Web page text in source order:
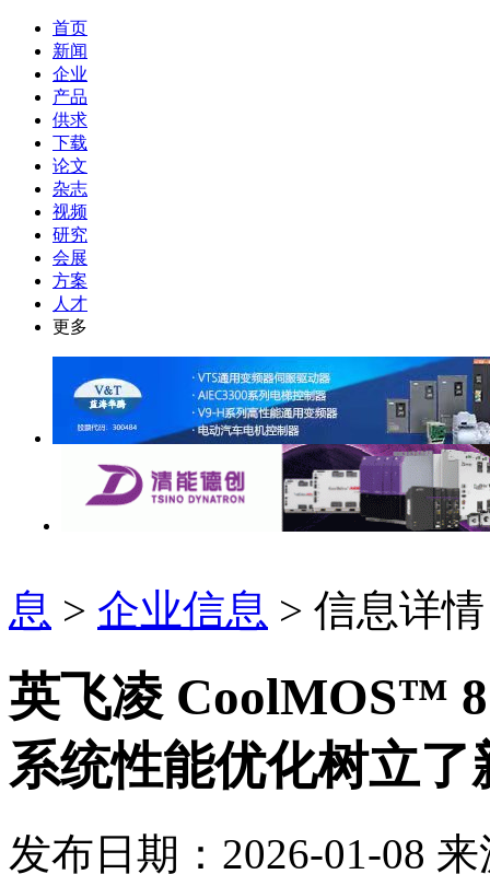
首页
新闻
企业
产品
供求
下载
论文
杂志
视频
研究
会展
方案
人才
更多
息 > 企业信息 > 信息详情
英飞凌 CoolMOS™
系统性能优化树立了
发布日期：2026-01-08 来